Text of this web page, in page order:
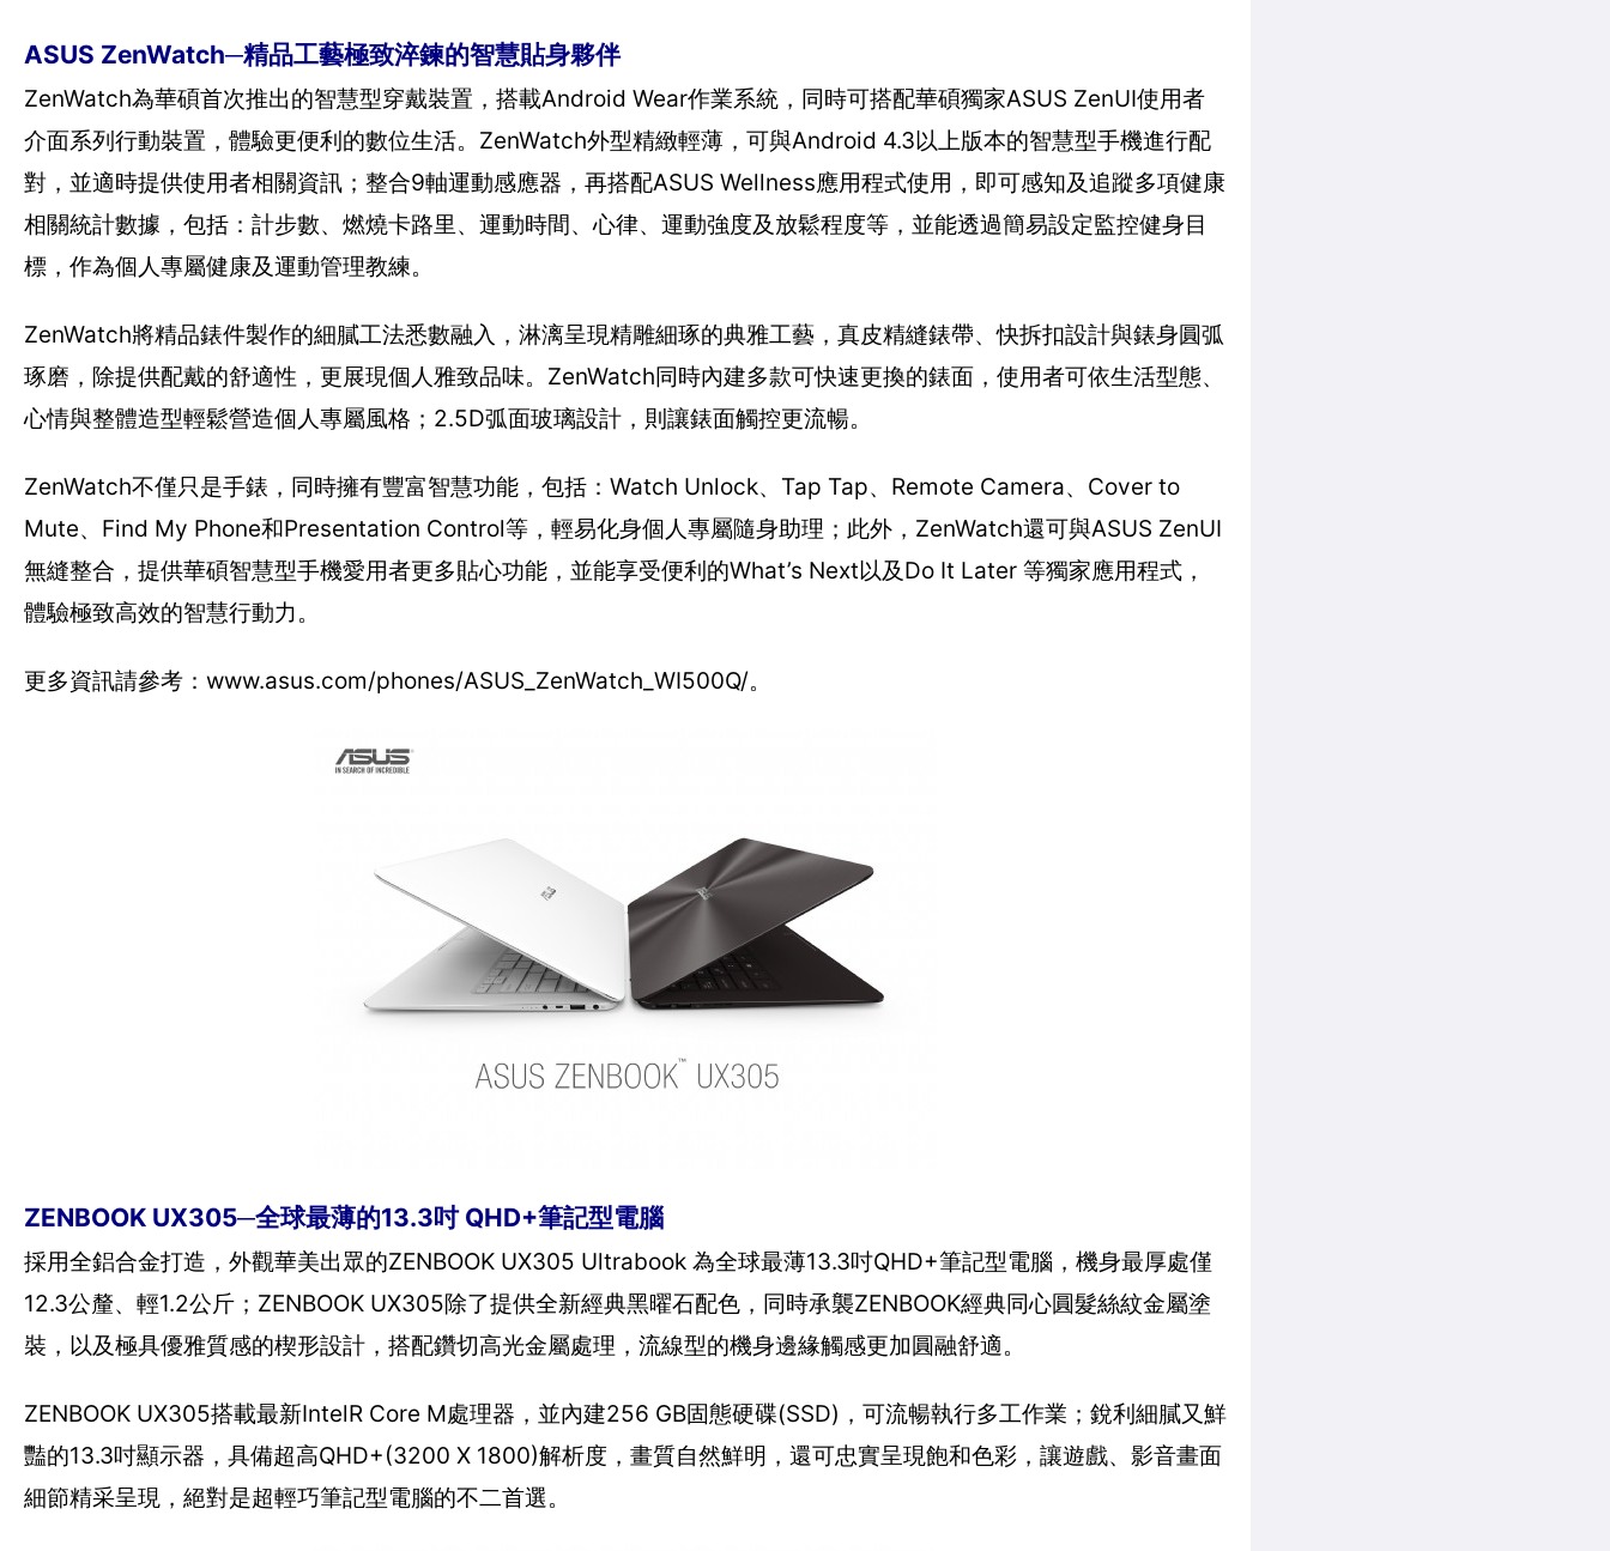
ASUS ZenWatch─精品工藝極致淬鍊的智慧貼身夥伴
ZenWatch為華碩首次推出的智慧型穿戴裝置，搭載Android Wear作業系統，同時可搭配華碩獨家ASUS ZenUI使用者
介面系列行動裝置，體驗更便利的數位生活。ZenWatch外型精緻輕薄，可與Android 4.3以上版本的智慧型手機進行配
對，並適時提供使用者相關資訊；整合9軸運動感應器，再搭配ASUS Wellness應用程式使用，即可感知及追蹤多項健康
相關統計數據，包括：計步數、燃燒卡路里、運動時間、心律、運動強度及放鬆程度等，並能透過簡易設定監控健身目
標，作為個人專屬健康及運動管理教練。
ZenWatch將精品錶件製作的細膩工法悉數融入，淋漓呈現精雕細琢的典雅工藝，真皮精縫錶帶、快拆扣設計與錶身圓弧
琢磨，除提供配戴的舒適性，更展現個人雅致品味。ZenWatch同時內建多款可快速更換的錶面，使用者可依生活型態、
心情與整體造型輕鬆營造個人專屬風格；2.5D弧面玻璃設計，則讓錶面觸控更流暢。
ZenWatch不僅只是手錶，同時擁有豐富智慧功能，包括：Watch Unlock、Tap Tap、Remote Camera、Cover to
Mute、Find My Phone和Presentation Control等，輕易化身個人專屬隨身助理；此外，ZenWatch還可與ASUS ZenUI
無縫整合，提供華碩智慧型手機愛用者更多貼心功能，並能享受便利的What’s Next以及Do It Later 等獨家應用程式，
體驗極致高效的智慧行動力。
更多資訊請參考：www.asus.com/phones/ASUS_ZenWatch_WI500Q/。
ZENBOOK UX305─全球最薄的13.3吋 QHD+筆記型電腦
採用全鋁合金打造，外觀華美出眾的ZENBOOK UX305 Ultrabook 為全球最薄13.3吋QHD+筆記型電腦，機身最厚處僅
12.3公釐、輕1.2公斤；ZENBOOK UX305除了提供全新經典黑曜石配色，同時承襲ZENBOOK經典同心圓髮絲紋金屬塗
裝，以及極具優雅質感的楔形設計，搭配鑽切高光金屬處理，流線型的機身邊緣觸感更加圓融舒適。
ZENBOOK UX305搭載最新IntelR Core M處理器，並內建256 GB固態硬碟(SSD)，可流暢執行多工作業；銳利細膩又鮮
豔的13.3吋顯示器，具備超高QHD+(3200 X 1800)解析度，畫質自然鮮明，還可忠實呈現飽和色彩，讓遊戲、影音畫面
細節精采呈現，絕對是超輕巧筆記型電腦的不二首選。